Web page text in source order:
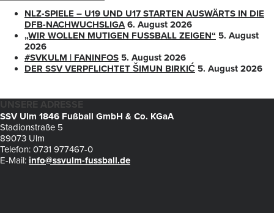
NLZ-SPIELE – U19 UND U17 STARTEN AUSWÄRTS IN DIE
DFB-NACHWUCHSLIGA 6. August 2026
„WIR WOLLEN MUTIGEN FUSSBALL ZEIGEN“
5. August
2026
#SVKULM | FANINFOS 5. August 2026
DER SSV VERPFLICHTET ŠIMUN BIRKIĆ 5. August 2026
UNSERE ADRESSE
SSV Ulm 1846 Fußball GmbH & Co. KGaA
Stadionstraße 5
89073 Ulm
Telefon: 0731 977467-0
E-Mail: info@ssvulm-fussball.de